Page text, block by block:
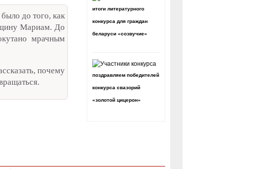
до того, как
Мариам. До
мрачным
почему
итоги литературного
конкурса для граждан
беларуси «созвучие»
поздравляем победителей
конкурса свазорий
«золотой цицерон»